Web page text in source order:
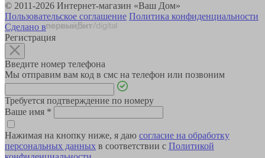
© 2011-2026 Интернет-магазин «Ваш Дом»
Пользовательское соглашение Политика конфиденциальности
Сделано в
Регистрация
Введите номер телефона
Мы отправим вам код в смс на телефон или позвоним
Требуется подтверждение по номеру
Ваше имя *
Нажимая на кнопку ниже, я даю согласие на обработку
персональных данных в соответствии с Политикой